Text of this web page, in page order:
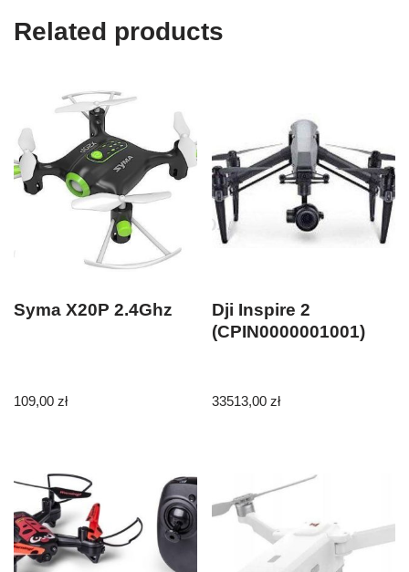
Related products
Syma X20P 2.4Ghz
109,00 zł
Dji Inspire 2
(CPIN0000001001)
33513,00zł